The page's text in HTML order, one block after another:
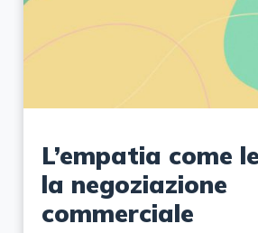
L’empatia come
la negoziazione
commerciale